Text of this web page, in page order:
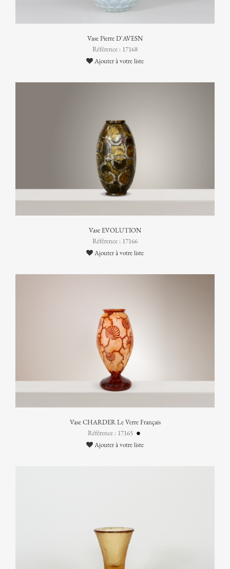
Vase Pierre D'AVESN
Référence : 17168
Ajouter à votre liste
Vase EVOLUTION
Référence : 17166
Ajouter à votre liste
Vase CHARDER Le Verre Français
Référence : 17165
Ajouter à votre liste